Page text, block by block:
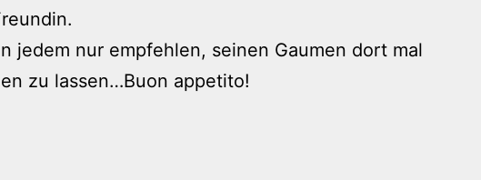
jedem nur empfehlen, seinen Gaumen dort mal
zu lassen…Buon appetito!